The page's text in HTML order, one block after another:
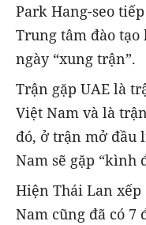
Park Hang-seo
Trung tâm đào tạo
ngày “xung trận”.
Trận gặp UAE là
Việt Nam và là
đó, ở trận mở đầu
Nam sẽ gặp “kình
Hiện Thái Lan
Nam cũng đã có 7